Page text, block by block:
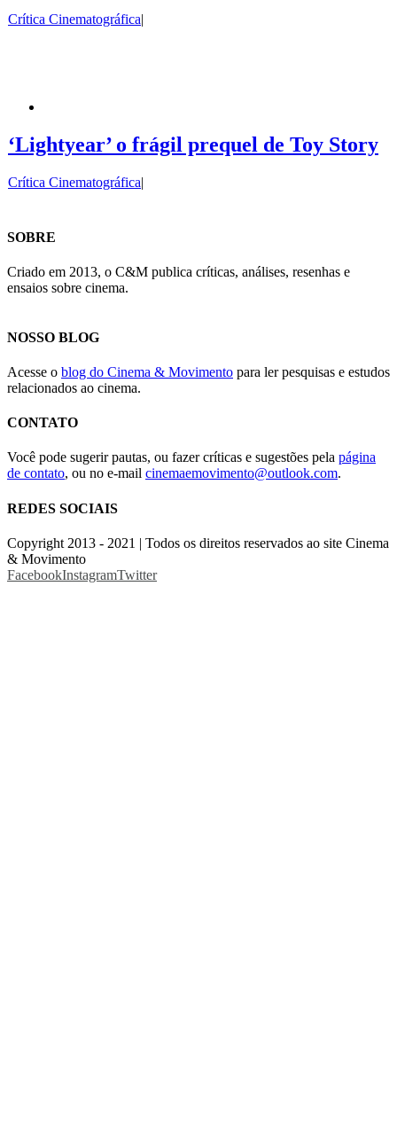
Crítica Cinematográfica|
‘Lightyear’ o frágil prequel de Toy Story
Crítica Cinematográfica|
SOBRE
Criado em 2013, o C&M publica críticas, análises, resenhas e
ensaios sobre cinema.
NOSSO BLOG
Acesse o blog do Cinema & Movimento para ler pesquisas e estudos
relacionados ao cinema.
CONTATO
Você pode sugerir pautas, ou fazer críticas e sugestões pela página
de contato, ou no e-mail cinemaemovimento@outlook.com.
REDES SOCIAIS
Copyright 2013 - 2021 | Todos os direitos reservados ao site Cinema
& Movimento
FacebookInstagramTwitter